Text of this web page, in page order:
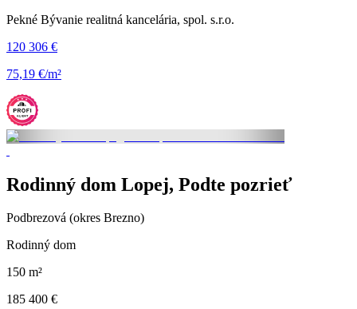
Pekné Bývanie realitná kancelária, spol. s.r.o.
120 306 €
75,19 €/m²
Rodinný dom Lopej, Podte pozrieť
Podbrezová (okres Brezno)
Rodinný dom
150 m²
185 400 €